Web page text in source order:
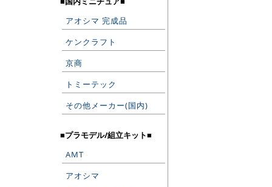
アオシマ 完成品
ケンクラフト
京商
トミーテック
その他メーカー(国内)
■プラモデル/組立キット■
AMT
アオシマ